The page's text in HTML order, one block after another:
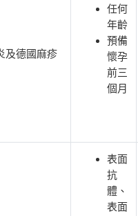
及德國麻疹
任何
年齡
預備
懷孕
前三
個月
表面
抗
體、
表面